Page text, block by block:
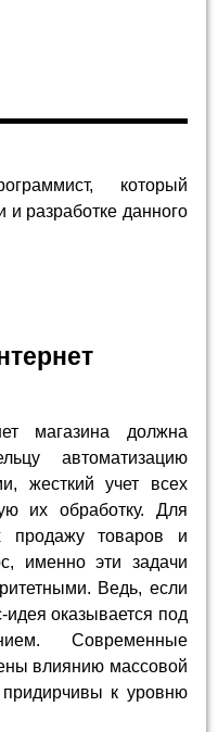
который
и разработке данного
магазина должна
автоматизацию
жесткий учет всех
их обработку. Для
продажу товаров и
именно эти задачи
Ведь, если
оказывается под
Современные
влиянию массовой
к уровню